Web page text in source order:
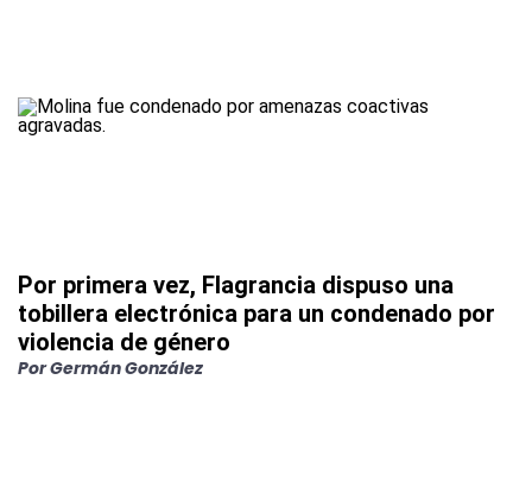
Por primera vez, Flagrancia dispuso una
tobillera electrónica para un condenado por
violencia de género
PorGermán González